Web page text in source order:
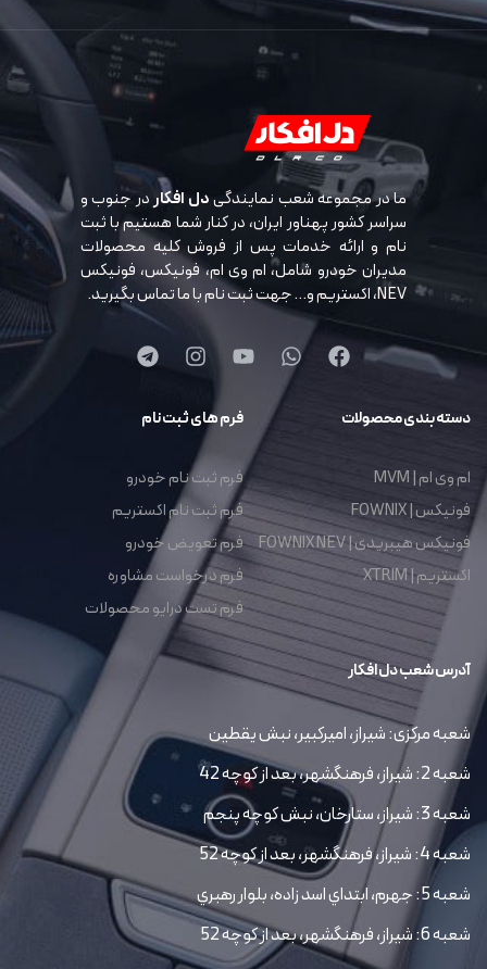
ما در مجموعه شعب نمایندگیدل افکاردر جنوب و
سراسر کشور پهناور ایران، در کنار شما هستیم با ثبت
نام و ارائه خدمات پس از فروش کلیه محصولات
مدیران خودرو شامل، ام وی ام، فونیکس، فونیکس
NEV، اکستریم و… جهت ثبت نام با ما تماس بگیرید.
دسته بندی محصولات
ام وی ام | MVM
فونیکس | FOWNIX
فونیکس هیبریدی | FOWNIX NEV
اکستریم | XTRIM
فرم های ثبت نام
فرم ثبت نام خودرو
فرم ثبت نام اکستریم
فرم تعویض خودرو
فرم درخواست مشاوره
فرم تست درایو محصولات
آدرس شعب دل افکار
شعبه مرکزی: شیراز، امیرکبیر، نبش یقطین
شعبه 2: شیراز، فرهنگشهر، بعد از کوچه 42
شعبه 3: شیراز، ستارخان، نبش کوچه پنجم
شعبه 4: شیراز، فرهنگشهر، بعد از کوچه 52
شعبه 5: جهرم، ابتداي اسد زاده، بلوار رهبري
شعبه 6: شیراز، فرهنگشهر، بعد از کوچه 52